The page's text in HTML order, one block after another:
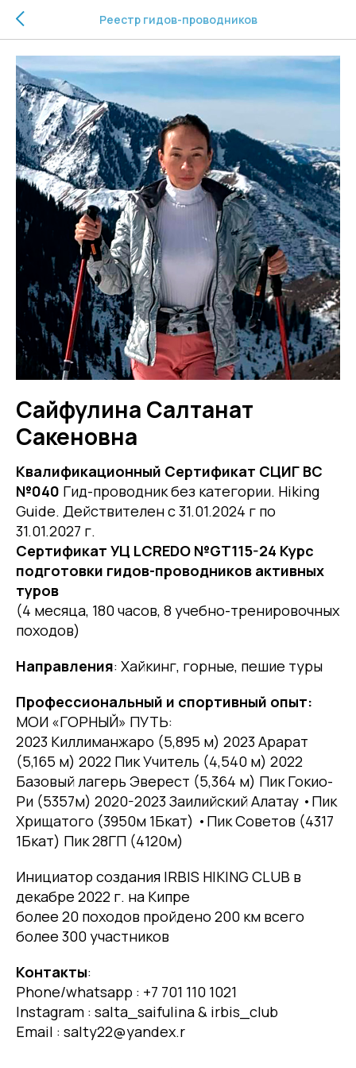
Реестр гидов-проводников
Сайфулина Салтанат
Сакеновна
Квалификационный Сертификат СЦИГ BC
№040 Гид-проводник без категории. Hiking
Guide. Действителен с 31.01.2024 г по
31.01.2027 г.
Сертификат УЦ LCREDO №GT115-24 Курс
подготовки гидов-проводников активных
туров
(4 месяца, 180 часов, 8 учебно-тренировочных
походов)
Направления: Хайкинг, горные, пешие туры
Профессиональный и спортивный опыт:
МОИ «ГОРНЫЙ» ПУТЬ:
2023 Киллиманжаро (5,895 м) 2023 Арарат
(5,165 м) 2022 Пик Учитель (4,540 м) 2022
Базовый лагерь Эверест (5,364 м) Пик Гокио-
Ри (5357м) 2020-2023 Заилийский Алатау •Пик
Хрищатого (3950м 1Бкат) •Пик Советов (4317
1Бкат) Пик 28ГП (4120м)
Инициатор создания IRBIS HIKING CLUB в
декабре 2022 г. на Кипре
более 20 походов пройдено 200 км всего
более 300 участников
Контакты:
Phone/whatsapp : +7 701 110 1021
Instagram : salta_saifulina & irbis_club
Email : salty22@yandex.r